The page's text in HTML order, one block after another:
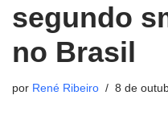
segundo
no Brasil
por René Ribeiro 8 de